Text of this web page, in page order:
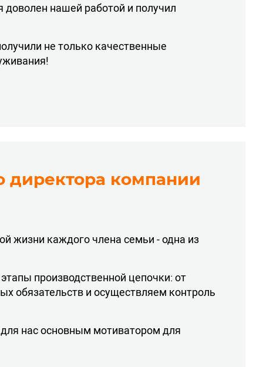
доволен нашей работой и получил
не только качественные
компании
жизни каждого члена семьи - одна из
производственной цепочки: от
обязательств и осуществляем контроль
нас основным мотиватором для